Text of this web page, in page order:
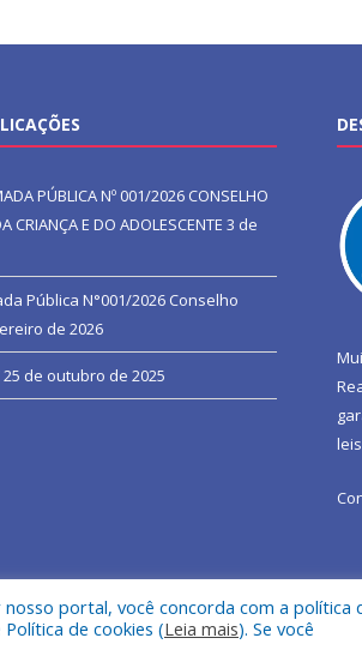
PÚBLICA Nº 001/2026 CONSELHO
CRIANÇA E DO ADOLESCENTE 3 de
Pública N°001/2026 Conselho
de 2026
25 de outubro de 2025
Mapa do Site
portal, você concorda com a política
de cookies (Leia mais). Se você